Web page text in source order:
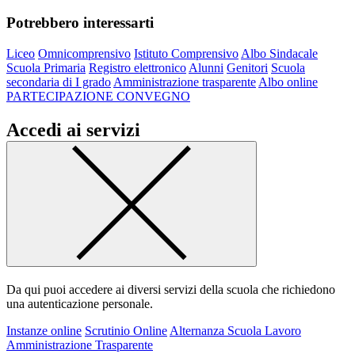
Potrebbero interessarti
Liceo Omnicomprensivo Istituto Comprensivo Albo Sindacale
Scuola Primaria Registro elettronico Alunni Genitori Scuola
secondaria di I grado Amministrazione trasparente Albo online
PARTECIPAZIONE CONVEGNO
Accedi ai servizi
Da qui puoi accedere ai diversi servizi della scuola che richiedono
una autenticazione personale.
Instanze online Scrutinio Online Alternanza Scuola Lavoro
Amministrazione Trasparente